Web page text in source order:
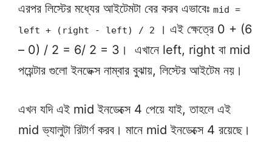
এরপর লিস্টের মধ্যের আইটেমটা বের করব এভাবেঃ mid =
left + (right - left) / 2
। এই ক্ষেত্রে 0 + (6
– 0) / 2 = 6/ 2 = 3। এখানে left, right বা mid
পয়েন্টার গুলো ইনডেক্স নাম্বার বুঝায়, লিস্টের আইটেম নয়।
এখন যদি এই mid ইনডেক্সে 4 পেয়ে যাই, তাহলে এই
mid ভ্যালুটা রিটার্ণ করব। মানে mid ইনডেক্সে 4 রয়েছে।